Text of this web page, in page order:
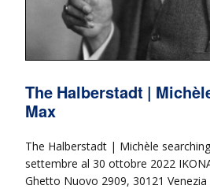
The Halberstadt |
Max
The Halberstadt | Michèle
settembre al 30 ottobre 2022
Ghetto Nuovo 2909, 30121